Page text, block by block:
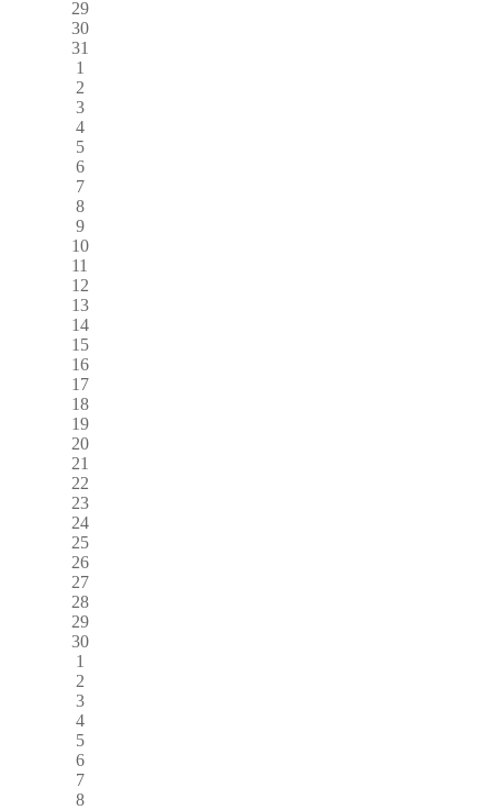
29
30
31
1
2
3
4
5
6
7
8
9
10
11
12
13
14
15
16
17
18
19
20
21
22
23
24
25
26
27
28
29
30
1
2
3
4
5
6
7
8